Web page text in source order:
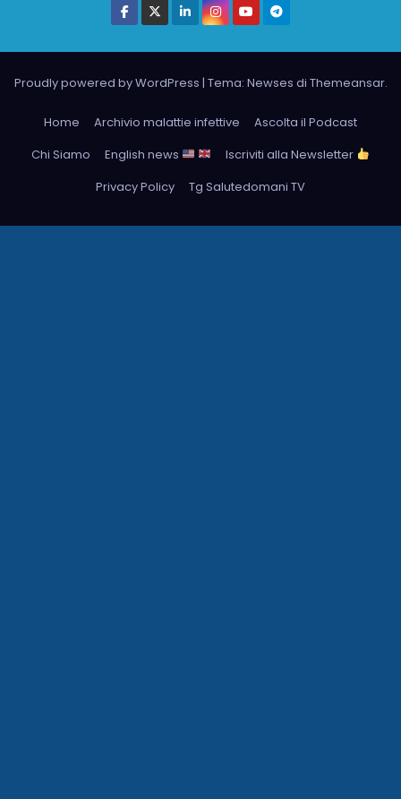
Proudly powered by WordPress | Tema: Newses di Themeansar.
Home Archivio malattie infettive
Ascolta il Podcast
Chi Siamo
English news
Iscriviti alla Newsletter
Privacy Policy
Tg Salutedomani TV